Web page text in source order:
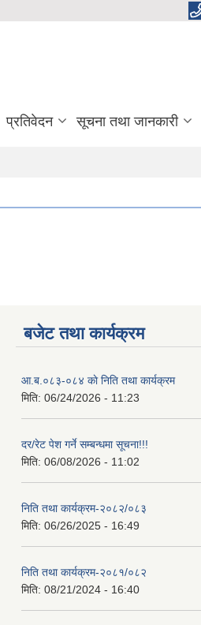
प्रतिवेदन सूचना तथा जानकारी
बजेट तथा कार्यक्रम
आ.ब.०८३-०८४ काे निति तथा कार्यक्रम
मिति: 06/24/2026 - 11:23
दर/रेट पेश गर्ने सम्बन्धमा सूचना!!!
मिति: 06/08/2026 - 11:02
निति तथा कार्यक्रम-२०८२/०८३
मिति: 06/26/2025 - 16:49
निति तथा कार्यक्रम-२०८१/०८२
मिति: 08/21/2024 - 16:40